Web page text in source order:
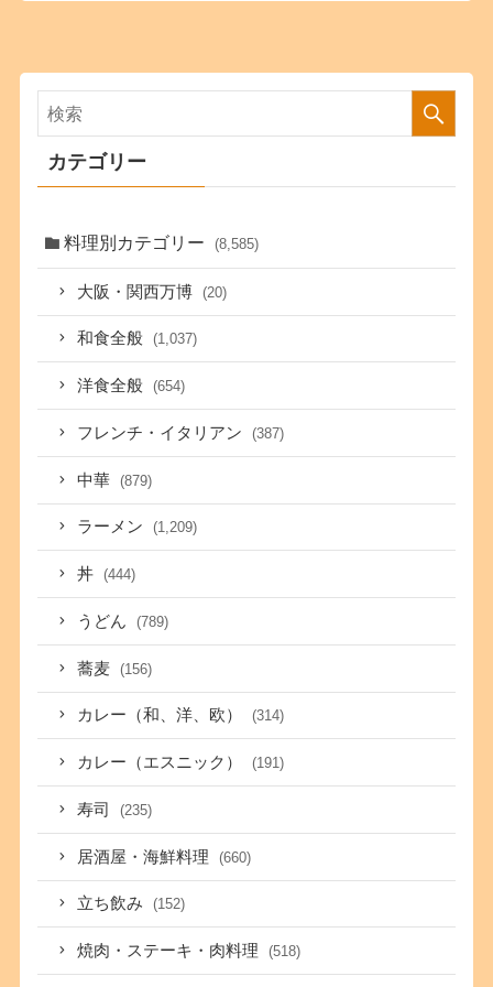
カテゴリー
料理別カテゴリー (8,585)
大阪・関西万博 (20)
和食全般 (1,037)
洋食全般 (654)
フレンチ・イタリアン (387)
中華 (879)
ラーメン (1,209)
丼 (444)
うどん (789)
蕎麦 (156)
カレー（和、洋、欧） (314)
カレー（エスニック） (191)
寿司 (235)
居酒屋・海鮮料理 (660)
立ち飲み (152)
焼肉・ステーキ・肉料理 (518)